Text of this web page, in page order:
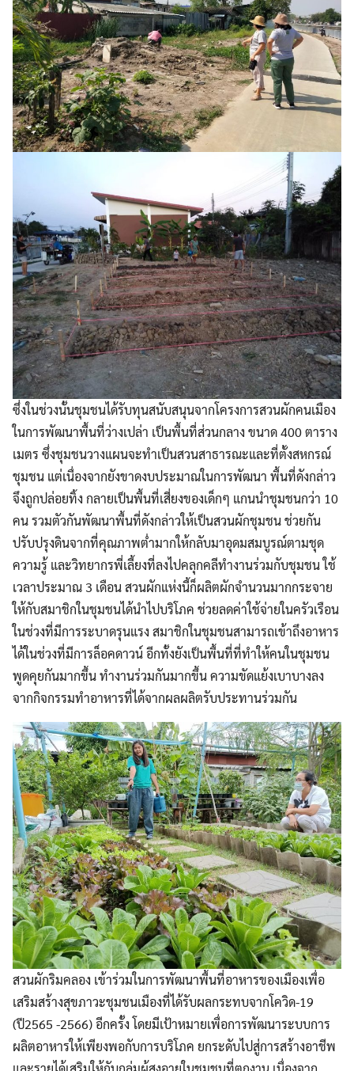
ซึ่งในช่วงนั้นชุมชนได้รับทุนสนับสนุนจากโครงการสวนผักคนเมือง
ในการพัฒนาพื้นที่ว่างเปล่า เป็นพื้นที่ส่วนกลาง ขนาด 400 ตาราง
เมตร ซึ่งชุมชนวางแผนจะทำเป็นสวนสาธารณะและที่ตั้งสหกรณ์
ชุมชน แต่เนื่องจากยังขาดงบประมาณในการพัฒนา พื้นที่ดังกล่าว
จึงถูกปล่อยทิ้ง กลายเป็นพื้นที่เสี่ยงของเด็กๆ แกนนำชุมชนกว่า 10
คน รวมตัวกันพัฒนาพื้นที่ดังกล่าวให้เป็นสวนผักชุมชน ช่วยกัน
ปรับปรุงดินจากที่คุณภาพต่ำมากให้กลับมาอุดมสมบูรณ์ตามชุด
ความรู้ และวิทยากรพี่เลี้ยงที่ลงไปคลุกคลีทำงานร่วมกับชุมชน ใช้
เวลาประมาณ 3 เดือน สวนผักแห่งนี้ก็ผลิตผักจำนวนมากกระจาย
ให้กับสมาชิกในชุมชนได้นำไปบริโภค ช่วยลดค่าใช้จ่ายในครัวเรือน
ในช่วงที่มีการระบาดรุนแรง สมาชิกในชุมชนสามารถเข้าถึงอาหาร
ได้ในช่วงที่มีการล็อคดาวน์ อีกทั้งยังเป็นพื้นที่ที่ทำให้คนในชุมชน
พูดคุยกันมากขึ้น ทำงานร่วมกันมากขึ้น ความขัดแย้งเบาบางลง
จากกิจกรรมทำอาหารที่ได้จากผลผลิตรับประทานร่วมกัน
สวนผักริมคลอง เข้าร่วมในการพัฒนาพื้นที่อาหารของเมืองเพื่อ
เสริมสร้างสุขภาวะชุมชนเมืองที่ได้รับผลกระทบจากโควิด-19
(ปี2565 -2566) อีกครั้ง โดยมีเป้าหมายเพื่อการพัฒนาระบบการ
ผลิตอาหารให้เพียงพอกับการบริโภค ยกระดับไปสู่การสร้างอาชีพ